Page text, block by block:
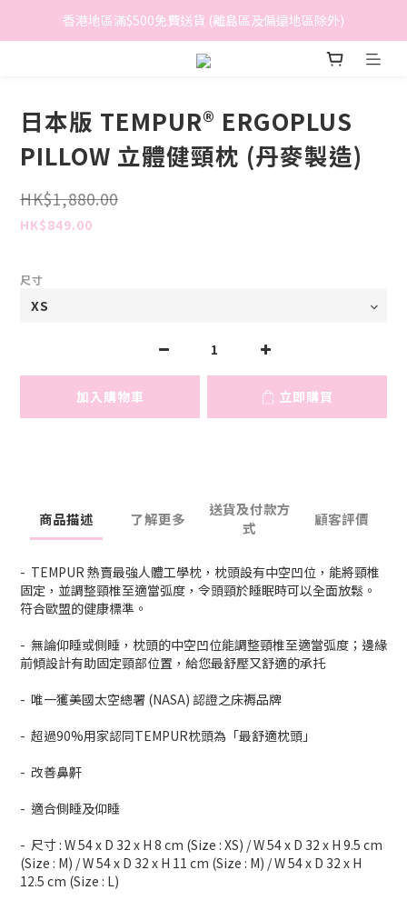
香港地區滿$500免費送貨 (離島區及偏遠地區除外)
香港地區滿$500免費送貨 (離島區及偏遠地區除外)
BreeziB 會員享有額外折扣及積分優惠
日本版 TEMPUR® ERGOPLUS
PILLOW 立體健頸枕 (丹麥製造)
HK$1,880.00
HK$849.00
尺寸
加入購物車 立即購買
商品描述 了解更多
送貨及付款方
式
顧客評價
- TEMPUR 熱賣最強人體工學枕，枕頭設有中空凹位，能將頸椎
固定，並調整頸椎至適當弧度，令頭頸於睡眠時可以全面放鬆。
符合歐盟的健康標準。
- 無論仰睡或側睡，枕頭的中空凹位能調整頸椎至適當弧度；邊緣
前傾設計有助固定頸部位置，給您最舒壓又舒適的承托
- 唯一獲美國太空總署 (NASA) 認證之床褥品牌
- 超過90%用家認同TEMPUR枕頭為「最舒適枕頭」
- 改善鼻鼾
- 適合側睡及仰睡
- 尺寸 : W 54 x D 32 x H 8 cm (Size : XS) / W 54 x D 32 x H 9.5 cm
(Size : M) / W 54 x D 32 x H 11 cm (Size : M) / W 54 x D 32 x H
12.5 cm (Size : L)